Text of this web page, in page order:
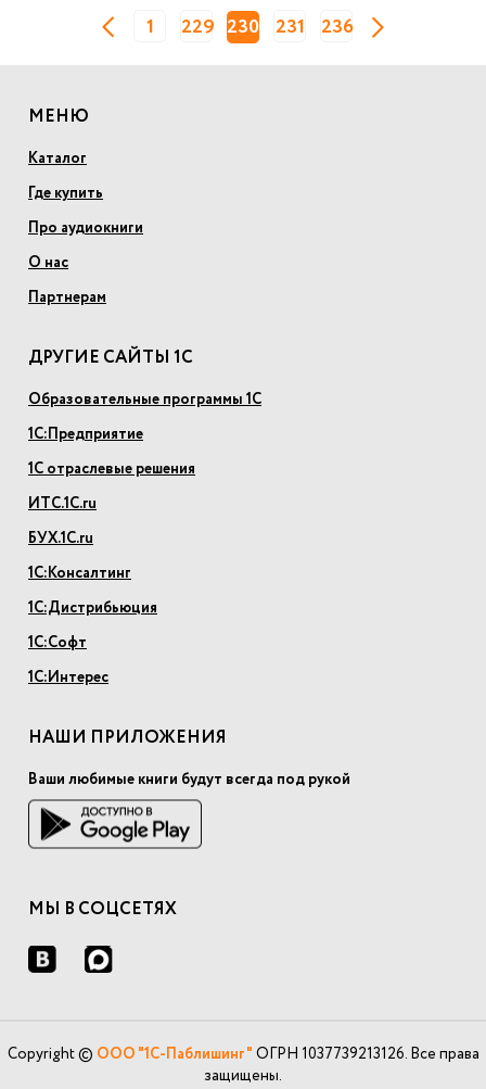
1 229 230 231 236
МЕНЮ
Каталог
Где купить
Про аудиокниги
О нас
Партнерам
ДРУГИЕ САЙТЫ 1С
Образовательные программы 1С
1С:Предприятие
1С отраслевые решения
ИТС.1С.ru
БУХ.1С.ru
1С:Консалтинг
1С:Дистрибьюция
1С:Софт
1С:Интерес
НАШИ ПРИЛОЖЕНИЯ
Ваши любимые книги будут всегда под рукой
МЫ В СОЦСЕТЯХ
Copyright © ООО "1С-Паблишинг" ОГРН 1037739213126. Все права
защищены.